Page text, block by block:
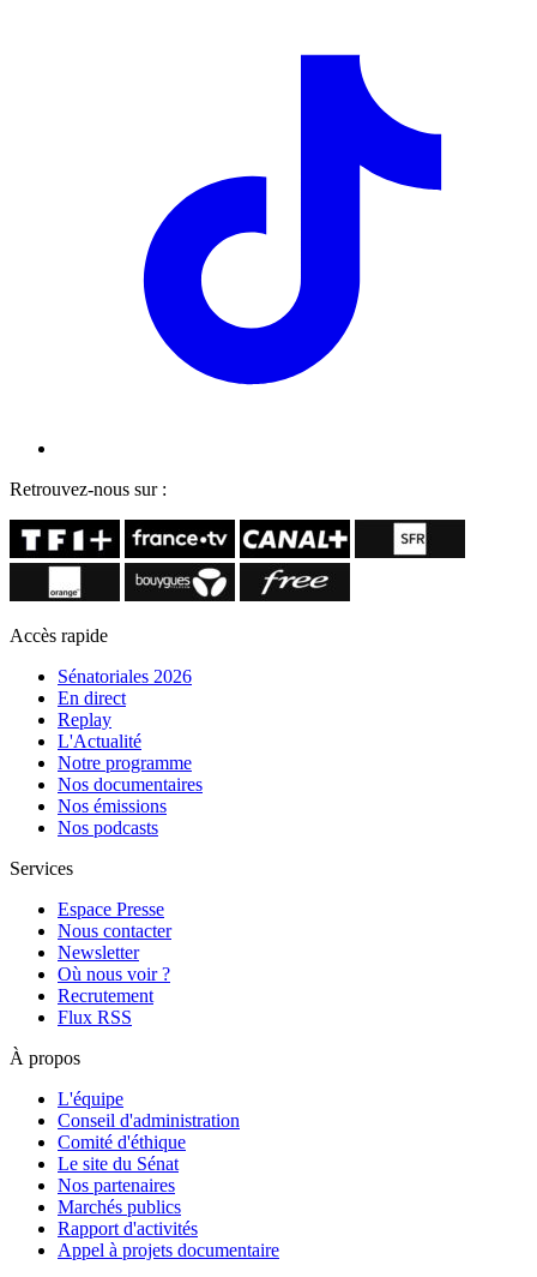
Retrouvez-nous sur :
Accès rapide
Sénatoriales 2026
En direct
Replay
L'Actualité
Notre programme
Nos documentaires
Nos émissions
Nos podcasts
Services
Espace Presse
Nous contacter
Newsletter
Où nous voir ?
Recrutement
Flux RSS
À propos
L'équipe
Conseil d'administration
Comité d'éthique
Le site du Sénat
Nos partenaires
Marchés publics
Rapport d'activités
Appel à projets documentaire